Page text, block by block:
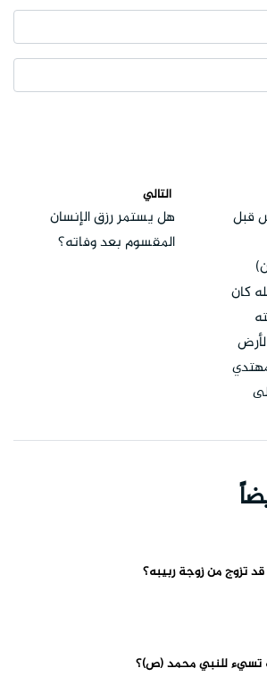
قبل
كان
التالي
هل يستمر رزق الإنسان
المقسوم بعد وفاته؟
تزوج من زوجة ربيبه؟
تسيء للنبي محمد (ص)؟